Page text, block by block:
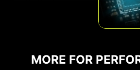
MORE FOR